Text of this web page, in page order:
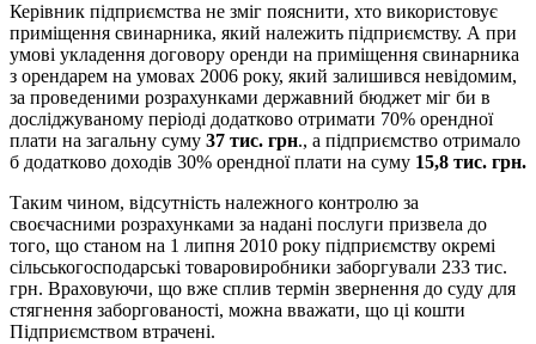
Керівник підприємства не зміг пояснити, хто використовує
приміщення свинарника, який належить підприємству. А при
умові укладення договору оренди на приміщення свинарника
з орендарем на умовах 2006 року, який залишився невідомим,
за проведеними розрахунками державний бюджет міг би в
досліджуваному періоді додатково отримати 70% орендної
плати на загальну суму 37 тис. грн., а підприємство отримало
б додатково доходів 30% орендної плати на суму 15,8 тис. грн.
Таким чином, відсутність належного контролю за
своєчасними розрахунками за надані послуги призвела до
того, що станом на 1 липня 2010 року підприємству окремі
сільськогосподарські товаровиробники заборгували 233 тис.
грн. Враховуючи, що вже сплив термін звернення до суду для
стягнення заборгованості, можна вважати, що ці кошти
Підприємством втрачені.